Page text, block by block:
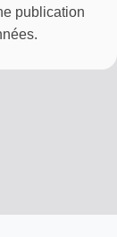
publication